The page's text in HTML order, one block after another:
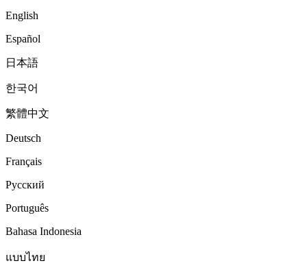
English
Español
日本語
한국어
繁體中文
Deutsch
Français
Русский
Português
Bahasa Indonesia
แบบไทย